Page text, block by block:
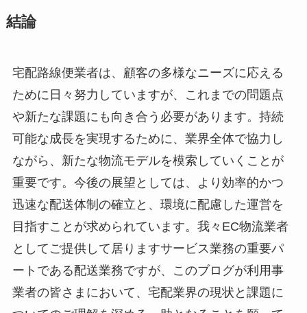
結論
宅配路線便業者は、顧客の多様なニーズに応える
ために日々努力していますが、これまでの問題点
や新たな課題にも向き合う必要があります。持続
可能な成長を実現するために、業界全体で協力し
ながら、新たな物流モデルを模索していくことが
重要です。今後の展望としては、より効率的かつ
迅速な配送体制の確立と、環境に配慮した運営を
目指すことが求められています。我々EC物流業者
としてご提供して居りますサービス業務の重要パ
ートである配送業務ですが、このブログが利用事
業者の皆さまにおいて、宅配業界の現状と課題に